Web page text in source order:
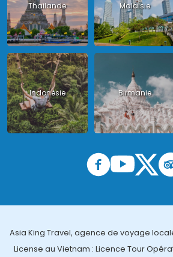
Thailande Malaisie
Indonésie Birmanie
Asia King Travel, agence de voyage
License au Vietnam : Licence Tour